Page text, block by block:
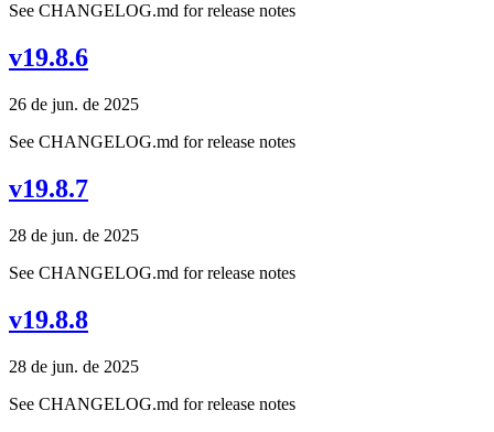
See CHANGELOG.md for release notes
v19.8.6
26 de jun. de 2025
See CHANGELOG.md for release notes
v19.8.7
28 de jun. de 2025
See CHANGELOG.md for release notes
v19.8.8
28 de jun. de 2025
See CHANGELOG.md for release notes